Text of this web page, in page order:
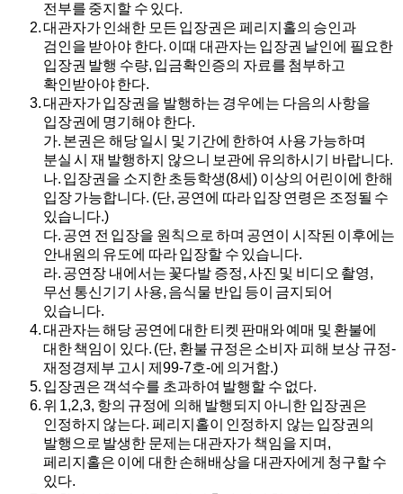
전부를 중지할 수 있다.
대관자가 인쇄한 모든 입장권은 페리지홀의 승인과
검인을 받아야 한다. 이때 대관자는 입장권 날인에 필요한
입장권 발행 수량, 입금확인증의 자료를 첨부하고
확인받아야 한다.
대관자가 입장권을 발행하는 경우에는 다음의 사항을
입장권에 명기해야 한다.
가. 본권은 해당 일시 및 기간에 한하여 사용 가능하며
분실 시 재 발행하지 않으니 보관에 유의하시기 바랍니다.
나. 입장권을 소지한 초등학생(8세) 이상의 어린이에 한해
입장 가능합니다. (단, 공연에 따라 입장 연령은 조정될 수
있습니다.)
다. 공연 전 입장을 원칙으로 하며 공연이 시작된 이후에는
안내원의 유도에 따라 입장할 수 있습니다.
라. 공연장 내에서는 꽃다발 증정, 사진 및 비디오 촬영,
무선 통신기기 사용, 음식물 반입 등이 금지되어
있습니다.
대관자는 해당 공연에 대한 티켓 판매와 예매 및 환불에
대한 책임이 있다. (단, 환불 규정은 소비자 피해 보상 규정-
재정경제부 고시 제99-7호-에 의거함.)
입장권은 객석수를 초과하여 발행할 수 없다.
위 1,2,3, 항의 규정에 의해 발행되지 아니한 입장권은
인정하지 않는다. 페리지홀이 인정하지 않는 입장권의
발행으로 발생한 문제는 대관자가 책임을 지며,
페리지홀은 이에 대한 손해배상을 대관자에게 청구할 수
있다.